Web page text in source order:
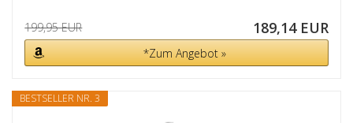
199,95 EUR 189,14 EUR
*Zum Angebot »
BESTSELLER NR. 3